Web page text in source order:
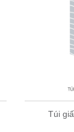
Túi